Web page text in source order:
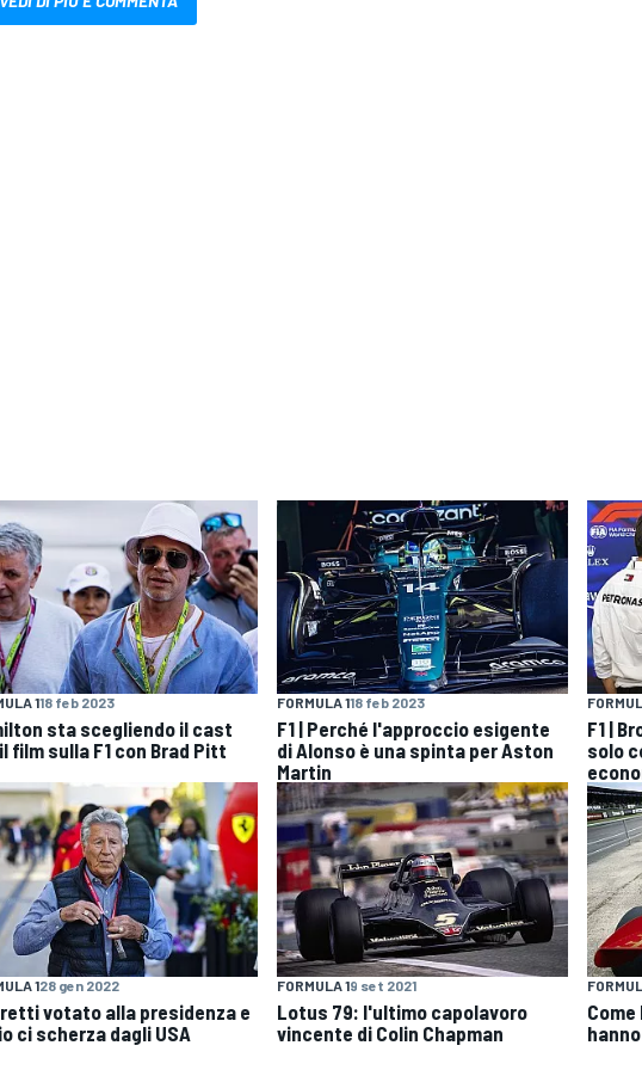
118 feb 2023
sta scegliendo il cast
film sulla F1 con Brad Pitt
FORMULA 118 feb 2023
F1 | Perché l'approccio esigente
di Alonso è una spinta per Aston
Martin
F1 |
solo
128 gen 2022
votato alla presidenza e
ci scherza dagli USA
FORMULA 19 set 2021
Lotus 79: l'ultimo capolavoro
vincente di Colin Chapman